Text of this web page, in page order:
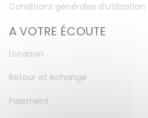
Conditions générales d’utilisation
A VOTRE ÉCOUTE
Livraison
Retour et échange
Paiement